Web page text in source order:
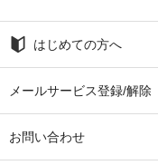
はじめての方へ
メールサービス登録/解除
お問い合わせ